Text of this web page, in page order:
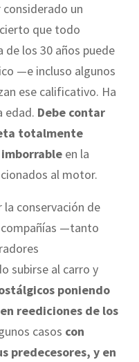
considerado un
que todo
de los 30 años puede
—e incluso algunos
ese calificativo. Ha
edad. Debe contar
totalmente
en la
al motor.
la conservación de
—tanto
subirse al carro y
poniendo
reediciones de los
casos con
predecesores, y en